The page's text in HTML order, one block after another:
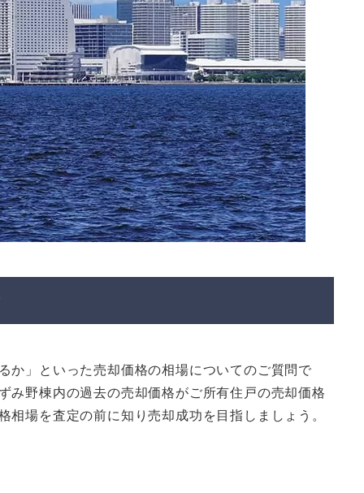
か」といった売却価格の相場についてのご質問で
み野棟内の過去の売却価格がご所有住戸の売却価格
場を査定の前に知り売却成功を目指しましょう。